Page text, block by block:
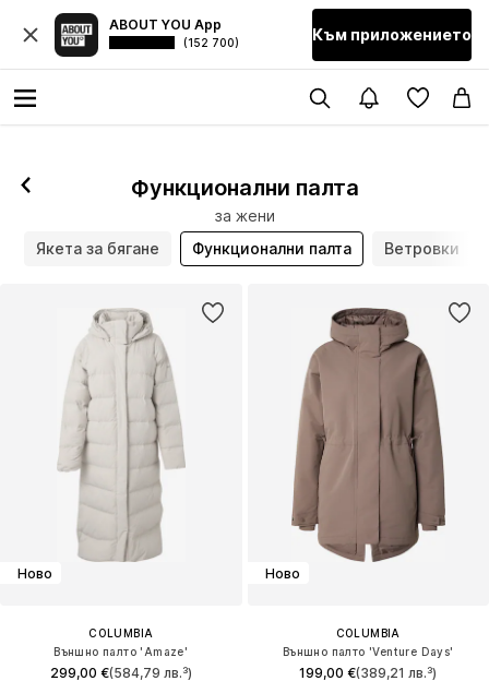
ABOUT YOU App
(152 700) Към приложението
Функционални палта
за жени
Якета за бягане Функционални палта Ветровки
Ново
COLUMBIA
Външно палто 'Amaze'
299,00 €(584,79 лв.³)
Ново
COLUMBIA
Външно палто 'Venture Days'
199,00 €(389,21 лв.³)